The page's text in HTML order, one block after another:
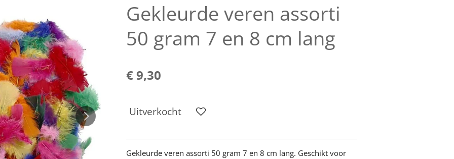
Gekleurde veren assorti
50 gram 7 en 8 cm lang
€ 9,30
Uitverkocht
Gekleurde veren assorti 50 gram 7 en 8 cm lang. Geschikt voor